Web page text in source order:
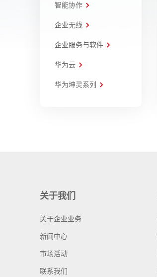
智能协作
企业无线
企业服务与软件
华为云
华为坤灵系列
关于我们
关于企业业务
新闻中心
市场活动
联系我们